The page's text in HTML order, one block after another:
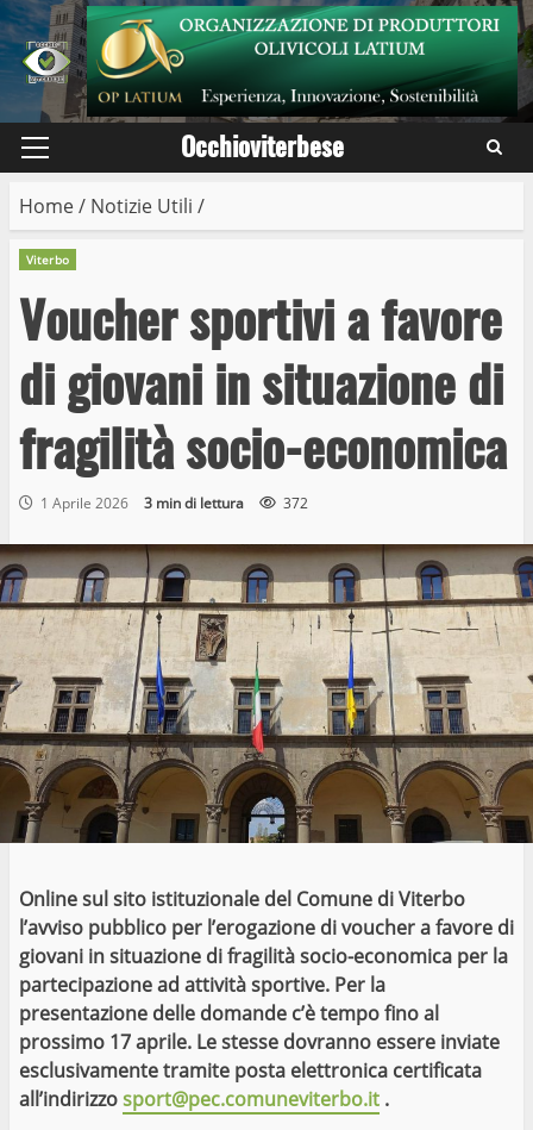
Skip
to
content
Primary
Occhioviterbese
Home/ Notizie Utili /
Viterbo
Voucher sportivi a favore
di giovani in situazione di
fragilità socio-economica
1 Aprile 2026 3 min di lettura 372
Online sul sito istituzionale del Comune di Viterbo
l’avviso pubblico per l’erogazione di voucher a favore di
giovani in situazione di fragilità socio-economica per la
partecipazione ad attività sportive. Per la
presentazione delle domande c’è tempo fino al
prossimo 17 aprile. Le stesse dovranno essere inviate
esclusivamente tramite posta elettronica certificata
all’indirizzosport@pec.comuneviterbo.it .